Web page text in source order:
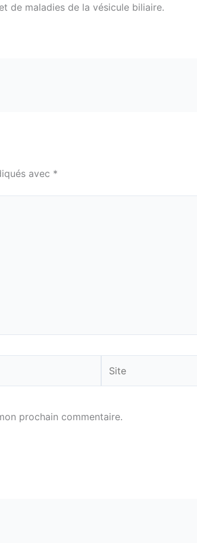
et de maladies de la vésicule biliaire.
avec *
prochain commentaire.